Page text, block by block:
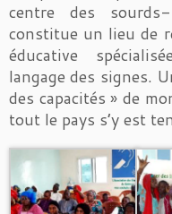
centre des
constitue un lieu de
éducative
langage des signes.
des capacités » de
tout le pays s’y est